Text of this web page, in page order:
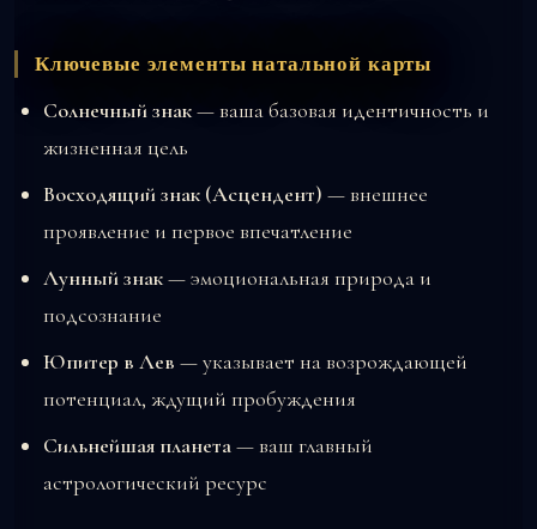
Ключевые элементы натальной карты
Солнечный знак— ваша базовая идентичность и
жизненная цель
Восходящий знак (Асцендент) — внешнее
проявление и первое впечатление
Лунный знак— эмоциональная природа и
подсознание
Юпитер в Лев — указывает на возрождающей
потенциал, ждущий пробуждения
Сильнейшая планета— ваш главный
астрологический ресурс